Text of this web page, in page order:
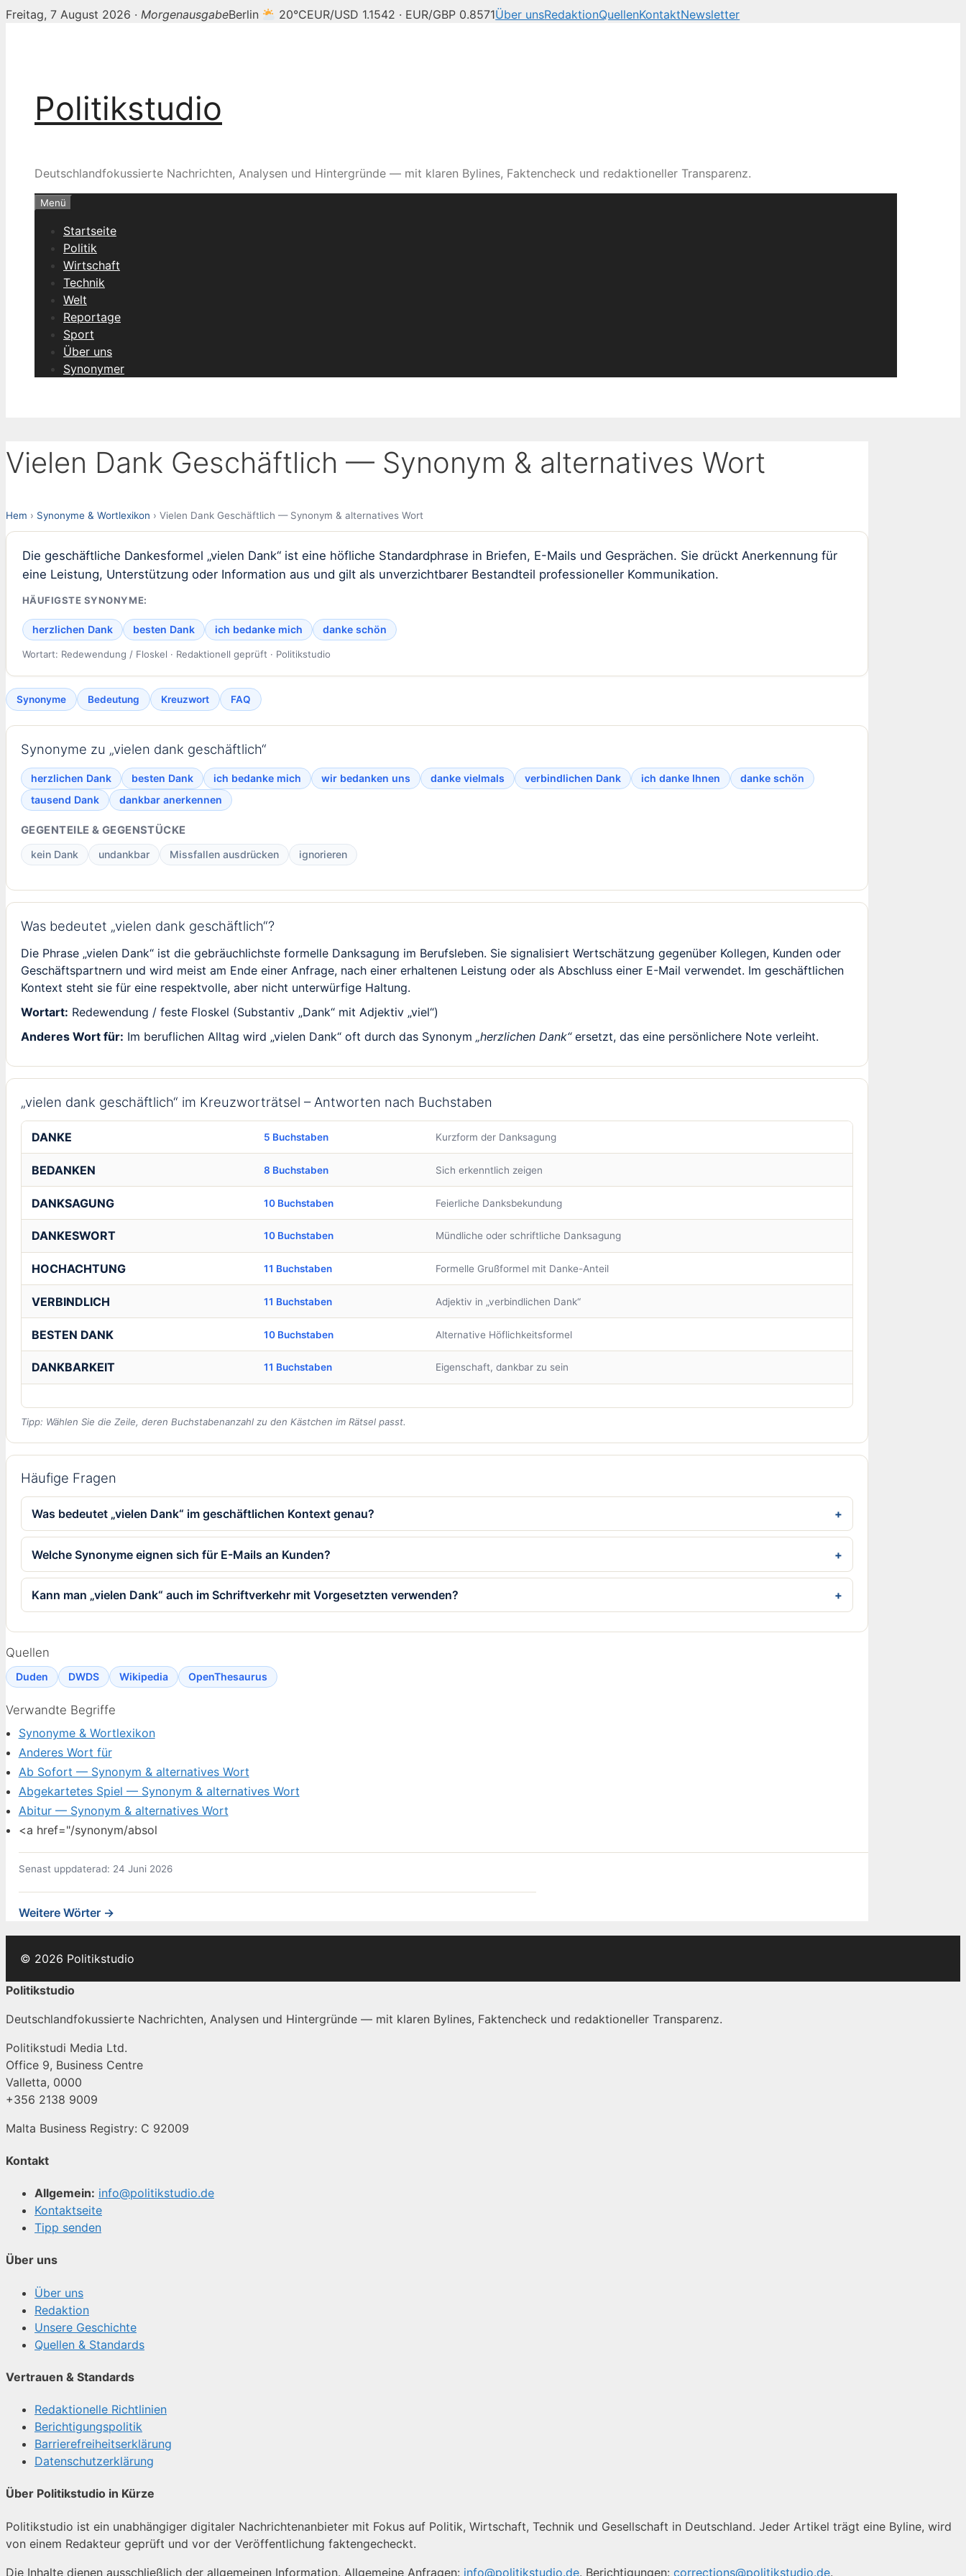
Freitag, 7 August 2026 · MorgenausgabeBerlin 20°CEUR/USD 1.1542 · EUR/GBP 0.8571Über unsRedaktionQuellenKontaktNewsletter
Politikstudio
Deutschlandfokussierte Nachrichten, Analysen und Hintergründe — mit klaren Bylines, Faktencheck und redaktioneller Transparenz.
Menü
Startseite
Politik
Wirtschaft
Technik
Welt
Reportage
Sport
Über uns
Synonymer
Vielen Dank Geschäftlich — Synonym & alternatives Wort
Hem › Synonyme & Wortlexikon › Vielen Dank Geschäftlich — Synonym & alternatives Wort
Die geschäftliche Dankesformel „vielen Dank“ ist eine höfliche Standardphrase in Briefen, E-Mails und Gesprächen. Sie drückt Anerkennung für
eine Leistung, Unterstützung oder Information aus und gilt als unverzichtbarer Bestandteil professioneller Kommunikation.
HÄUFIGSTE SYNONYME:
herzlichen Dank besten Dank ich bedanke mich danke schön
Wortart: Redewendung / Floskel · Redaktionell geprüft · Politikstudio
Synonyme Bedeutung Kreuzwort FAQ
Synonyme zu „vielen dank geschäftlich“
herzlichen Dank besten Dank ich bedanke mich wir bedanken uns danke vielmals verbindlichen Dank ich danke Ihnen
danke schön
tausend Dank
dankbar anerkennen
GEGENTEILE & GEGENSTÜCKE
kein Dank undankbar Missfallen ausdrücken ignorieren
Was bedeutet „vielen dank geschäftlich“?
Die Phrase „vielen Dank“ ist die gebräuchlichste formelle Danksagung im Berufsleben. Sie signalisiert Wertschätzung gegenüber Kollegen, Kunden oder
Geschäftspartnern und wird meist am Ende einer Anfrage, nach einer erhaltenen Leistung oder als Abschluss einer E-Mail verwendet. Im geschäftlichen
Kontext steht sie für eine respektvolle, aber nicht unterwürfige Haltung.
Wortart: Redewendung / feste Floskel (Substantiv „Dank“ mit Adjektiv „viel“)
Anderes Wort für: Im beruflichen Alltag wird „vielen Dank“ oft durch das Synonym „herzlichen Dank“ersetzt, das eine persönlichere Note verleiht.
„vielen dank geschäftlich“ im Kreuzworträtsel – Antworten nach Buchstaben
DANKE 5 Buchstaben Kurzform der Danksagung
BEDANKEN 8 Buchstaben Sich erkenntlich zeigen
DANKSAGUNG 10 Buchstaben Feierliche Danksbekundung
DANKESWORT 10 Buchstaben Mündliche oder schriftliche Danksagung
HOCHACHTUNG 11 Buchstaben Formelle Grußformel mit Danke-Anteil
VERBINDLICH 11 Buchstaben Adjektiv in „verbindlichen Dank“
BESTEN DANK 10 Buchstaben Alternative Höflichkeitsformel
DANKBARKEIT 11 Buchstaben Eigenschaft, dankbar zu sein
Tipp: Wählen Sie die Zeile, deren Buchstabenanzahl zu den Kästchen im Rätsel passt.
Häufige Fragen
Was bedeutet „vielen Dank“ im geschäftlichen Kontext genau?
Welche Synonyme eignen sich für E-Mails an Kunden?
Kann man „vielen Dank“ auch im Schriftverkehr mit Vorgesetzten verwenden?
Quellen
Duden DWDS Wikipedia OpenThesaurus
Verwandte Begriffe
Synonyme & Wortlexikon
Anderes Wort für
Ab Sofort — Synonym & alternatives Wort
Abgekartetes Spiel — Synonym & alternatives Wort
Abitur — Synonym & alternatives Wort
<a href="/synonym/absol
Senast uppdaterad: 24 Juni 2026
Weitere Wörter →
© 2026 Politikstudio
Politikstudio
Deutschlandfokussierte Nachrichten, Analysen und Hintergründe — mit klaren Bylines, Faktencheck und redaktioneller Transparenz.
Politikstudi Media Ltd.
Office 9, Business Centre
Valletta, 0000
+356 2138 9009
Malta Business Registry: C 92009
Kontakt
Allgemein: info@politikstudio.de
Kontaktseite
Tipp senden
Über uns
Über uns
Redaktion
Unsere Geschichte
Quellen & Standards
Vertrauen & Standards
Redaktionelle Richtlinien
Berichtigungspolitik
Barrierefreiheitserklärung
Datenschutzerklärung
Über Politikstudio in Kürze
Politikstudio ist ein unabhängiger digitaler Nachrichtenanbieter mit Fokus auf Politik, Wirtschaft, Technik und Gesellschaft in Deutschland. Jeder Artikel trägt eine Byline, wird
von einem Redakteur geprüft und vor der Veröffentlichung faktengecheckt.
Die Inhalte dienen ausschließlich der allgemeinen Information. Allgemeine Anfragen: info@politikstudio.de. Berichtigungen: corrections@politikstudio.de.